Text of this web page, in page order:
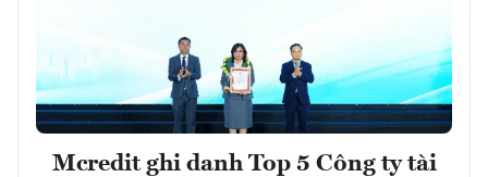
Mcredit ghi danh Top 5 Công ty tài